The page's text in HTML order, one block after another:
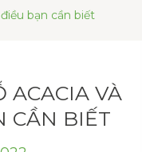
bạn cần biết
ACACIA VÀ
CẦN BIẾT